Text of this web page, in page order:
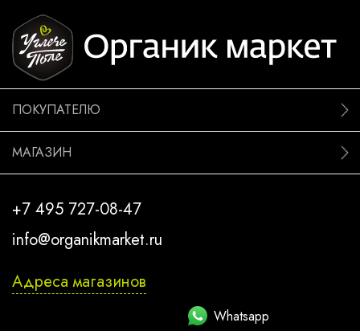
ПОКУПАТЕЛЮ
МАГАЗИН
+7 495 727-08-47
info@organikmarket.ru
Адреса магазинов
Whatsapp